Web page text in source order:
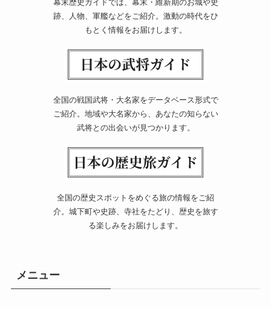
幕末歴史ガイドでは、幕末・維新期のお城や史
跡、人物、軍艦などをご紹介。激動の時代をひ
もとく情報をお届けします。
全国の戦国武将・大名家をデータベース形式で
ご紹介。地域や大名家から、あなたの知らない
武将との出会いが見つかります。
全国の歴史スポットをめぐる旅の情報をご紹
介。城下町や史跡、寺社をたどり、歴史を旅す
る楽しみをお届けします。
メニュー